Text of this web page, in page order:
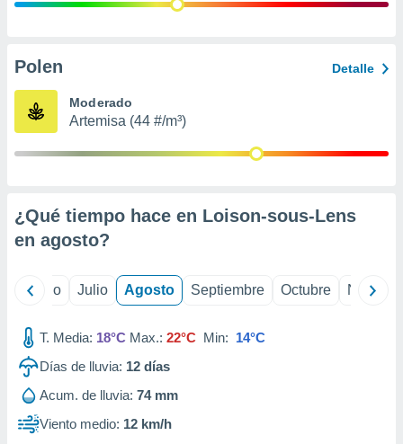
publicidad
de
Polen Detalle
Moderado
Artemisa (44 #/m³)
¿Qué tiempo hace en Loison-sous-Lens
en agosto?
Junio Julio Agosto Septiembre Octubre
T. Media: 18°C Max.: 22°C Min: 14°C
Días de lluvia: 12 días
Acum. de lluvia: 74 mm
Viento medio: 12 km/h